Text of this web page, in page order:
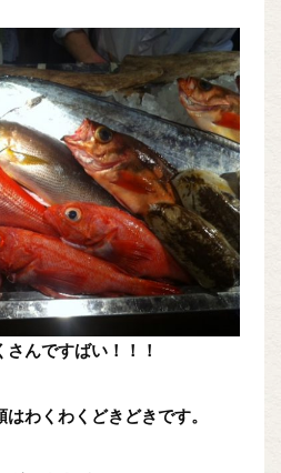
んですばい！！！
わくわくどきどきです。